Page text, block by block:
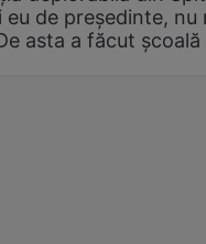
de președinte, nu
asta a făcut școală